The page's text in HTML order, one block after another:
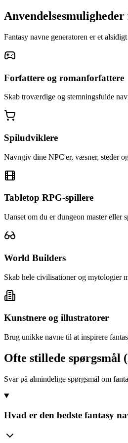
Fantasy navne generatoren er et
Forfattere og romanforfattere
Skab troværdige og stemningsfulde
Spiludviklere
Navngiv dine NPC'er, væsner, steder
Tabletop RPG-spillere
Uanset om du er dungeon master eller
World Builders
Skab hele civilisationer og mytologier
Kunstnere og illustratorer
Brug unikke navne til at inspirere
Ofte stillede spørgsmål
Svar på almindelige spørgsmål om
Hvad er den bedste fantasy